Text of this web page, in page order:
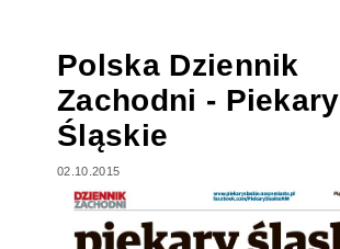
Polska Dziennik
Zachodni - Piekary
Śląskie
02.10.2015